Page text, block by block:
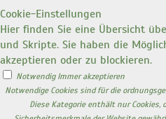
Cookie-Einstellungen
Hier finden Sie eine Übersicht
und Skripte. Sie haben die
akzeptieren oder zu blockieren.
Notwendig Immer akzeptieren
Notwendige Cookies sind für die
Diese Kategorie enthält nur